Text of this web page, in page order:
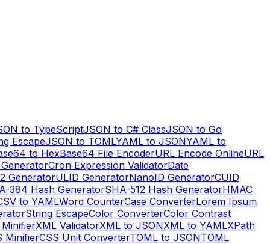
to TypeScriptJSON to C# ClassJSON to Go
EscapeJSON to TOMLYAML to JSONYAML to
to HexBase64 File EncoderURL Encode OnlineURL
Cron Expression ValidatorDate
GeneratorULID GeneratorNanoID GeneratorCUID
384 Hash GeneratorSHA-512 Hash GeneratorHMAC
to YAMLWord CounterCase ConverterLorem Ipsum
String EscapeColor ConverterColor Contrast
XML ValidatorXML to JSONXML to YAMLXPath
MinifierCSS Unit ConverterTOML to JSONTOML